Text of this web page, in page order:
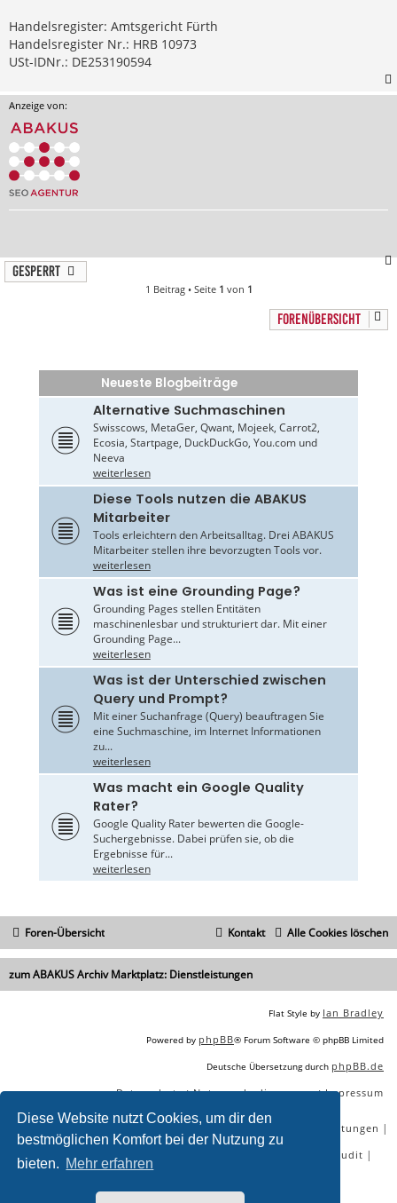
Diese Website nutzt Cookies, um dir den
bestmöglichen Komfort bei der Nutzung zu
bieten. Mehr erfahren
Handelsregister: Amtsgericht Fürth
Handelsregister Nr.: HRB 10973
USt-IDNr.: DE253190594
Anzeige von:
Gesperrt
1 Beitrag • Seite 1 von 1
FORENÜBERSICHT
Neueste Blogbeiträge
Alternative Suchmaschinen
Swisscows, MetaGer, Qwant, Mojeek, Carrot2,
Ecosia, Startpage, DuckDuckGo, You.com und
Neeva
weiterlesen
Diese Tools nutzen die ABAKUS
Mitarbeiter
Tools erleichtern den Arbeitsalltag. Drei ABAKUS
Mitarbeiter stellen ihre bevorzugten Tools vor.
weiterlesen
Was ist eine Grounding Page?
Grounding Pages stellen Entitäten
maschinenlesbar und strukturiert dar. Mit einer
Grounding Page...
weiterlesen
Was ist der Unterschied zwischen
Query und Prompt?
Mit einer Suchanfrage (Query) beauftragen Sie
eine Suchmaschine, im Internet Informationen
zu...
weiterlesen
Was macht ein Google Quality
Rater?
Google Quality Rater bewerten die Google-
Suchergebnisse. Dabei prüfen sie, ob die
Ergebnisse für...
weiterlesen
Foren-Übersicht Alle Cookies löschen
Kontakt
zum ABAKUS Archiv Marktplatz: Dienstleistungen
Flat Style by Ian Bradley
Powered by phpBB® Forum Software © phpBB Limited
Deutsche Übersetzung durch phpBB.de
Datenschutz|Nutzungsbedingungen|Impressum
SEO Online Tools SEO Dienstleistungen |
SEO Workshops | SEO Beratung SEO Audit |